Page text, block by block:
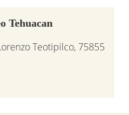
Tehuacan
Teotipilco, 75855